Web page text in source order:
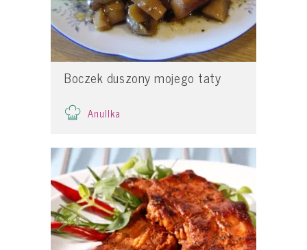
Boczek duszony mojego taty
Anullka